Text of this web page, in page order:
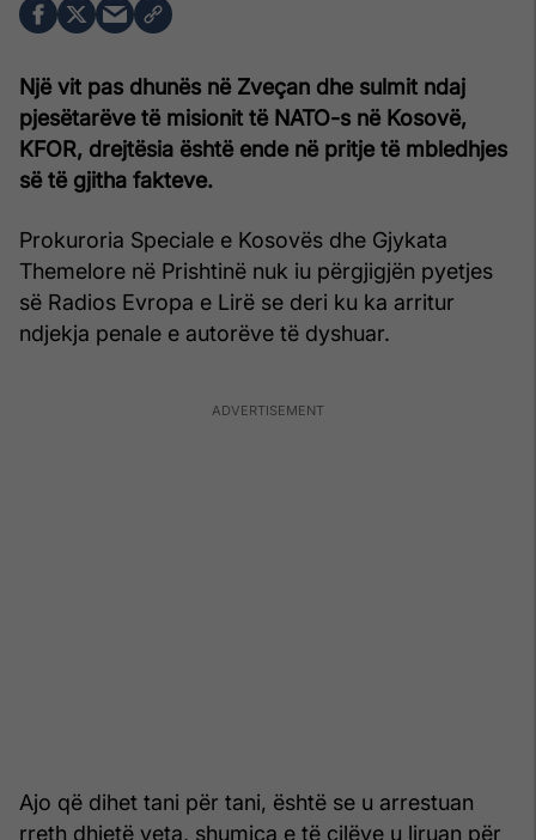
Një vit pas dhunës në Zveçan dhe sulmit ndaj
pjesëtarëve të misionit të NATO-s në Kosovë,
KFOR, drejtësia është ende në pritje të mbledhjes
së të gjitha fakteve.
Prokuroria Speciale e Kosovës dhe Gjykata
Themelore në Prishtinë nuk iu përgjigjën pyetjes
së Radios Evropa e Lirë se deri ku ka arritur
ndjekja penale e autorëve të dyshuar.
Ajo që dihet tani për tani, është se u arrestuan
rreth dhjetë veta, shumica e të cilëve u liruan për